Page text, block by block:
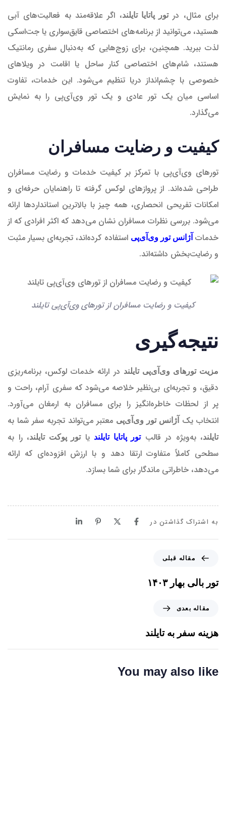
برای مثال، درتور پاتایا تایلند، اگر علاقه‌مند به فعالیت‌های آبی
هستید، می‌توانید از برنامه‌های اختصاصی قایق‌سواری یا جت‌اسکی
لذت ببرید. همچنین، برای زوج‌هایی که به‌دنبال سفری رمانتیک
هستند، شام‌های اختصاصی کنار ساحل یا اقامت در ویلاهای
خصوصی با چشم‌انداز دریا تنظیم می‌شود. این خدمات، تفاوت
اساسی میان یک تور عادی و یک تور وی‌آی‌پی را به نمایش
می‌گذارد.
کیفیت و رضایت مسافران
تورهای وی‌آی‌پی با تمرکز بر کیفیت خدمات و رضایت مسافران
طراحی شده‌اند. از پروازهای لوکس گرفته تا راهنمایان حرفه‌ای و
امکانات تفریحی انحصاری، همه چیز با بالاترین استانداردها ارائه
می‌شود. بررسی نظرات مسافران نشان می‌دهد که اکثر افرادی که از
خدمات آژانس تور وی‌آی‌پی استفاده کرده‌اند، تجربه‌ای بسیار مثبت
و رضایت‌بخش داشته‌اند.
کیفیت و رضایت مسافران از تورهای وی‌آی‌پی تایلند
نتیجه‌گیری
مزیت تورهای وی‌آی‌پی تایلند در ارائه خدمات لوکس، برنامه‌ریزی
دقیق، و تجربه‌ای بی‌نظیر خلاصه می‌شود که سفری آرام، راحت و
پر از لحظات خاطره‌انگیز را برای مسافران به ارمغان می‌آورد.
انتخاب یک
آژانس تور وی‌آی‌پی معتبر می‌تواند تجربه سفر شما به
تایلند، به‌ویژه در قالبتور پاتایا تایلند یاتور پوکت تایلند، را به
سطحی کاملاً متفاوت ارتقا دهد و با ارزش افزوده‌ای که ارائه
می‌دهد، خاطراتی ماندگار برای شما بسازد.
به اشتراک گذاشتن در
ل
ی
مقاله قبلی
تور بالی بهار ۱۴۰۳
ه
ع
مقاله بعدی
هزینه سفر به تایلند
You may also like